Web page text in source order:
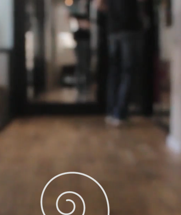
新潟のデザイン事務所 | ホームページ制作 | グラフィックデ
ホームページデザイン・制作 ロゴ / 名刺